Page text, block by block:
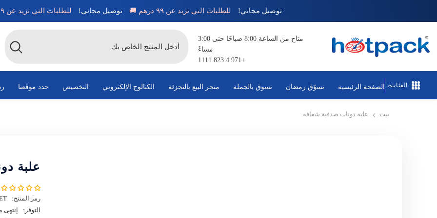
توصيل مجاني! للطلبات التي تزيد عن ٩٩ درهم 🚚 توصيل مجاني! للطلبات التي تزيد عن ٩٩
متاح من الساعة 8:00 صباحًا حتى 3:00
مساءً
+971 4 823 1111
الفئات الصفحة الرئيسية تسوّق رمضان تسوق بالجملة متجر البيع بالتجزئة الكتالوج الإلكتروني التخصيص حدد موقعنا
بيت علبة دونات صدفية شفافة
علبة
رمز المنتج:
التوفر: